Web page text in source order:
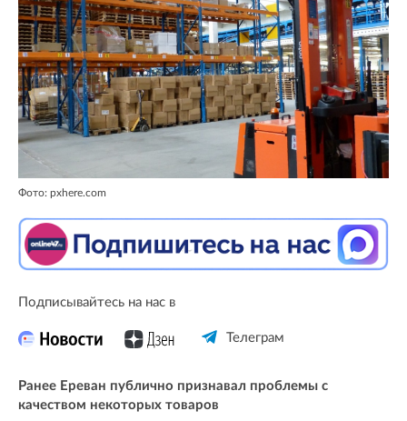
Фото: pxhere.com
Подписывайтесь на нас в
Телеграм
Ранее Ереван публично признавал проблемы с
качеством некоторых товаров